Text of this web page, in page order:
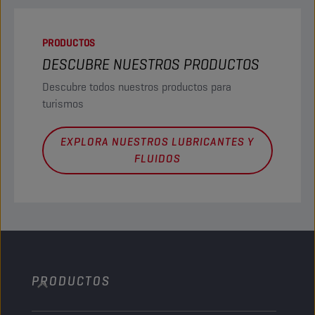
PRODUCTOS
DESCUBRE NUESTROS PRODUCTOS
Descubre todos nuestros productos para
turismos
EXPLORA NUESTROS LUBRICANTES Y
FLUIDOS
PRODUCTOS